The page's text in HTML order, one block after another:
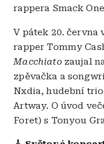
rappera Smack
V pátek 20.
rapper Tommy
Macchiatozaujal
zpěvačka a
Nxdia, hudební
Artway. O úvod
Foret) s Tonyou